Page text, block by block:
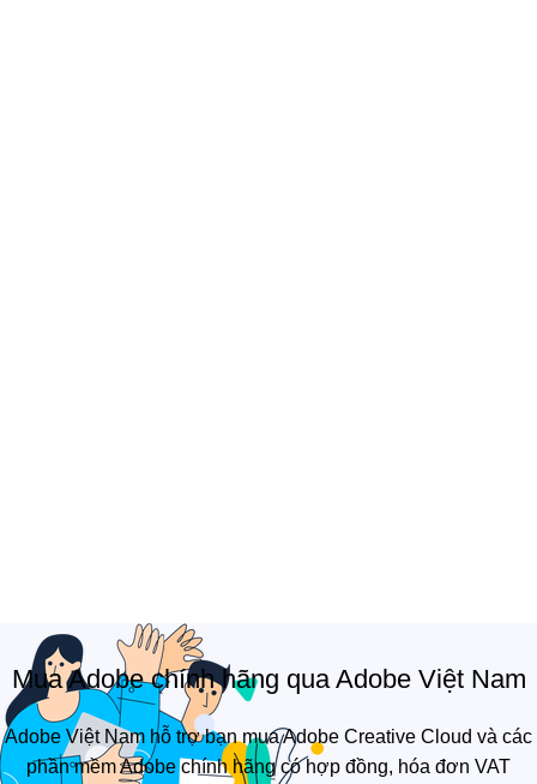
Mua Adobe chính hãng qua Adobe Việt Nam
Adobe Việt Nam hỗ trợ bạn mua Adobe Creative Cloud và các
phần mềm Adobe chính hãng có hợp đồng, hóa đơn VAT